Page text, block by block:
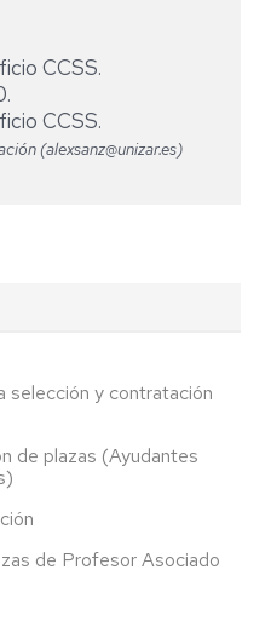
CCSS.
CCSS.
(alexsanz@unizar.es)
selección y contratación
de plazas (Ayudantes
de Profesor Asociado